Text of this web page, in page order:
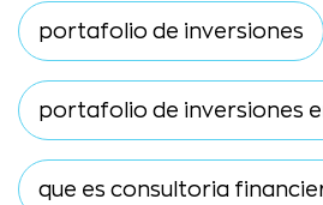
portafolio de inversiones
portafolio de inversiones
que es consultoria